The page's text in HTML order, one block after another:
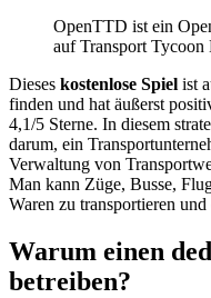
OpenTTD ist ein
auf Transport Tycoon
Dieses kostenlose Spiel ist
finden und hat äußerst
4,1/5 Sterne. In diesem
darum, ein
Verwaltung von
Man kann Züge, Busse,
Waren zu transportieren
Warum einen
betreiben?